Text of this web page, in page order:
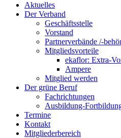
Aktuelles
Der Verband
Geschäftsstelle
Vorstand
Partnerverbände /-
Mitgliedsvorteile
ekaflor: Extra-
Ampere
Mitglied werden
Der grüne Beruf
Fachrichtungen
Ausbildung-
Termine
Kontakt
Mitgliederbereich